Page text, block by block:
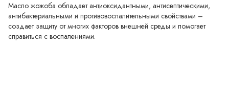
Масло жожоба обладает антиоксидантными, антисептическими,
антибактериальными и противовоспалительными свойствами –
создает защиту от многих факторов внешней среды и помогает
справиться с воспалениями.